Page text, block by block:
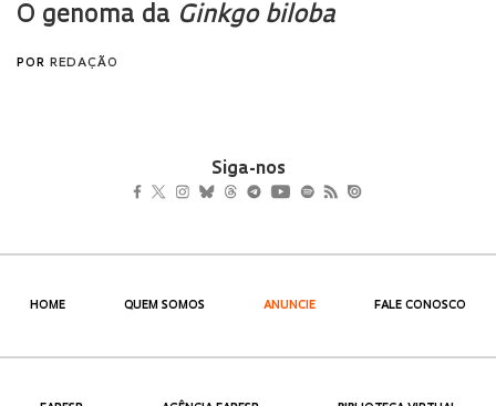
Siga-nos
HOME QUEM SOMOS ANUNCIE FALE CONOSCO